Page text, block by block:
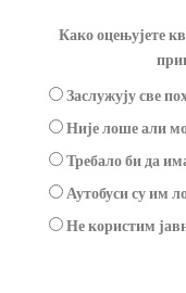
Како оцењујете
Заслужују све
Није лоше али
Требало би да
Аутобуси су им
Не користим